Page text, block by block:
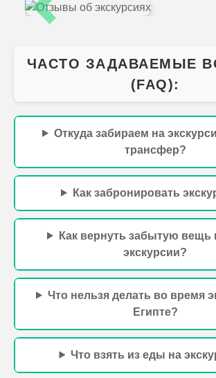
Previous
ЧАСТО ЗАДАВАЕМЫЕ
(FAQ):
Откуда забираем на
трансфер?
Как забронировать
Как вернуть забытую вещь
экскурсии?
Что нельзя делать во время
Египте?
Что взять из еды на